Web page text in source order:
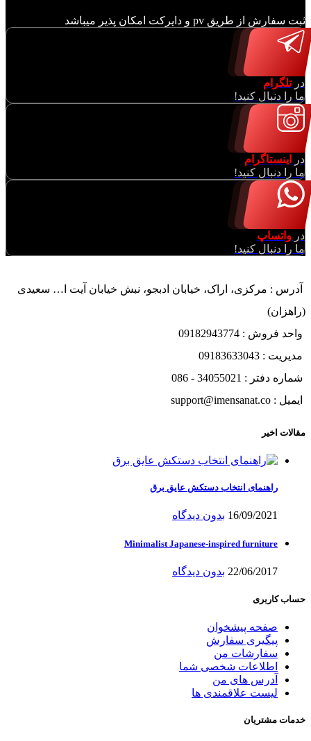
ثبت سفارش از طریق pv و دایرکت امکان پذیر میباشد
درتلگرام
ما را دنبال کنید!
در
اینستاگرام
ما را دنبال کنید!
در واتساپ
ما را دنبال کنید!
آدرس : مرکزی، اراک، خیابان ادبجو، نبش خیابان آیت ا… سعیدی
(راهزان)
واحد فروش : 09182943774
مدیریت : 09183633043
شماره دفتر : 34055021 - 086
ایمیل : support@imensanat.co
مقالات اخیر
راهنمای انتخاب دستکش عایق برق
16/09/2021 بدون دیدگاه
Minimalist Japanese-inspired furniture
22/06/2017 بدون دیدگاه
حساب کاربری
صفحه پیشخوان
پیگیری سفارش
سفارشات من
اطلاعات شخصی شما
آدرس های من
لیست علاقمندی ها
خدمات مشتریان